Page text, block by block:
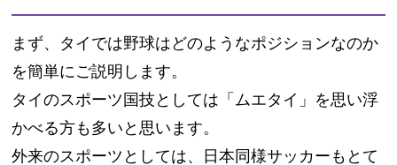
まず、タイでは野球はどのようなポジションなのか
を簡単にご説明します。
タイのスポーツ国技としては「ムエタイ」を思い浮
かべる方も多いと思います。
外来のスポーツとしては、日本同様サッカーもとて